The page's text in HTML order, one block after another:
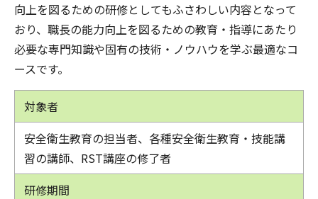
向上を図るための研修としてもふさわしい内容となって
おり、職長の能力向上を図るための教育・指導にあたり
必要な専門知識や固有の技術・ノウハウを学ぶ最適なコ
ースです。
対象者
安全衛生教育の担当者、各種安全衛生教育・技能講
習の講師、RST講座の修了者
研修期間